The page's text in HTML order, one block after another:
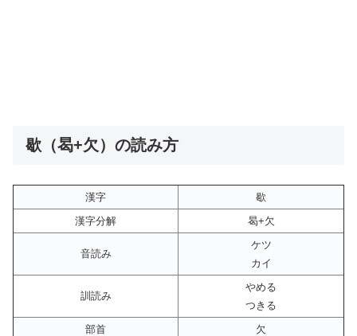
歇（曷+欠）の読み方
漢字
歇
漢字分解
曷+欠
音読み
ケツ
カイ
訓読み
やめる
つきる
部首
欠